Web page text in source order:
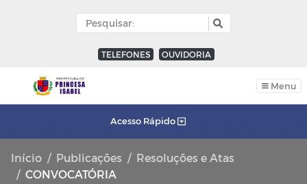
TELEFONES OUVIDORIA
Menu
Acesso Rápido
Início Publicações
Resoluções e Atas
CONVOCATÓRIA